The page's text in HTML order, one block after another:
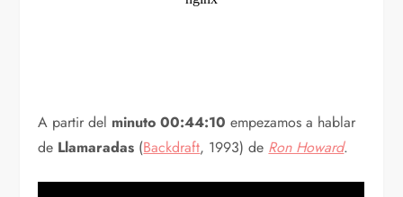
A partir del minuto 00:44:10 empezamos a hablar
de Llamaradas (Backdraft, 1993) de Ron Howard.